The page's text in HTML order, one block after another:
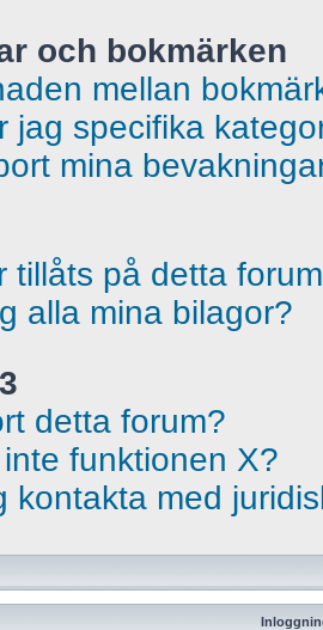
och bokmärken
mellan
jag specifika
mina
tillåts på detta
alla mina bilagor?
detta forum?
funktionen X?
kontakta med